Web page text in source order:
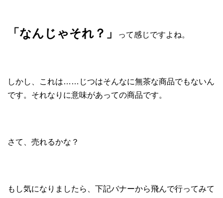
「なんじゃそれ？」 って感じですよね。
しかし、これは……じつはそんなに無茶な商品でもないん
です。それなりに意味があっての商品です。
さて、売れるかな？
もし気になりましたら、下記バナーから飛んで行ってみて